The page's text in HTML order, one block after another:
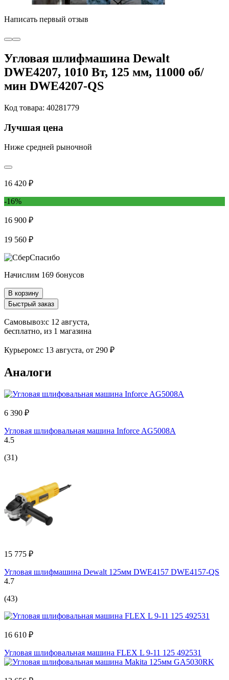
Написать первый отзыв
Угловая шлифмашина Dewalt
DWE4207, 1010 Вт, 125 мм, 11000 об/
мин DWE4207-QS
Код товара: 40281779
Лучшая цена
Ниже средней рыночной
16 420 ₽
-16%
16 900 ₽
19 560 ₽
Начислим 169 бонусов
В корзину
Быстрый заказ
Самовывоз:c 12 августа,
бесплатно, из 1 магазина
Курьером:c 13 августа, от 290 ₽
Аналоги
6 390 ₽
Угловая шлифовальная машина Inforce AG5008A
4.5
(31)
15 775 ₽
Угловая шлифмашина Dewalt 125мм DWE4157 DWE4157-QS
4.7
(43)
16 610 ₽
Угловая шлифовальная машина FLEX L 9-11 125 492531